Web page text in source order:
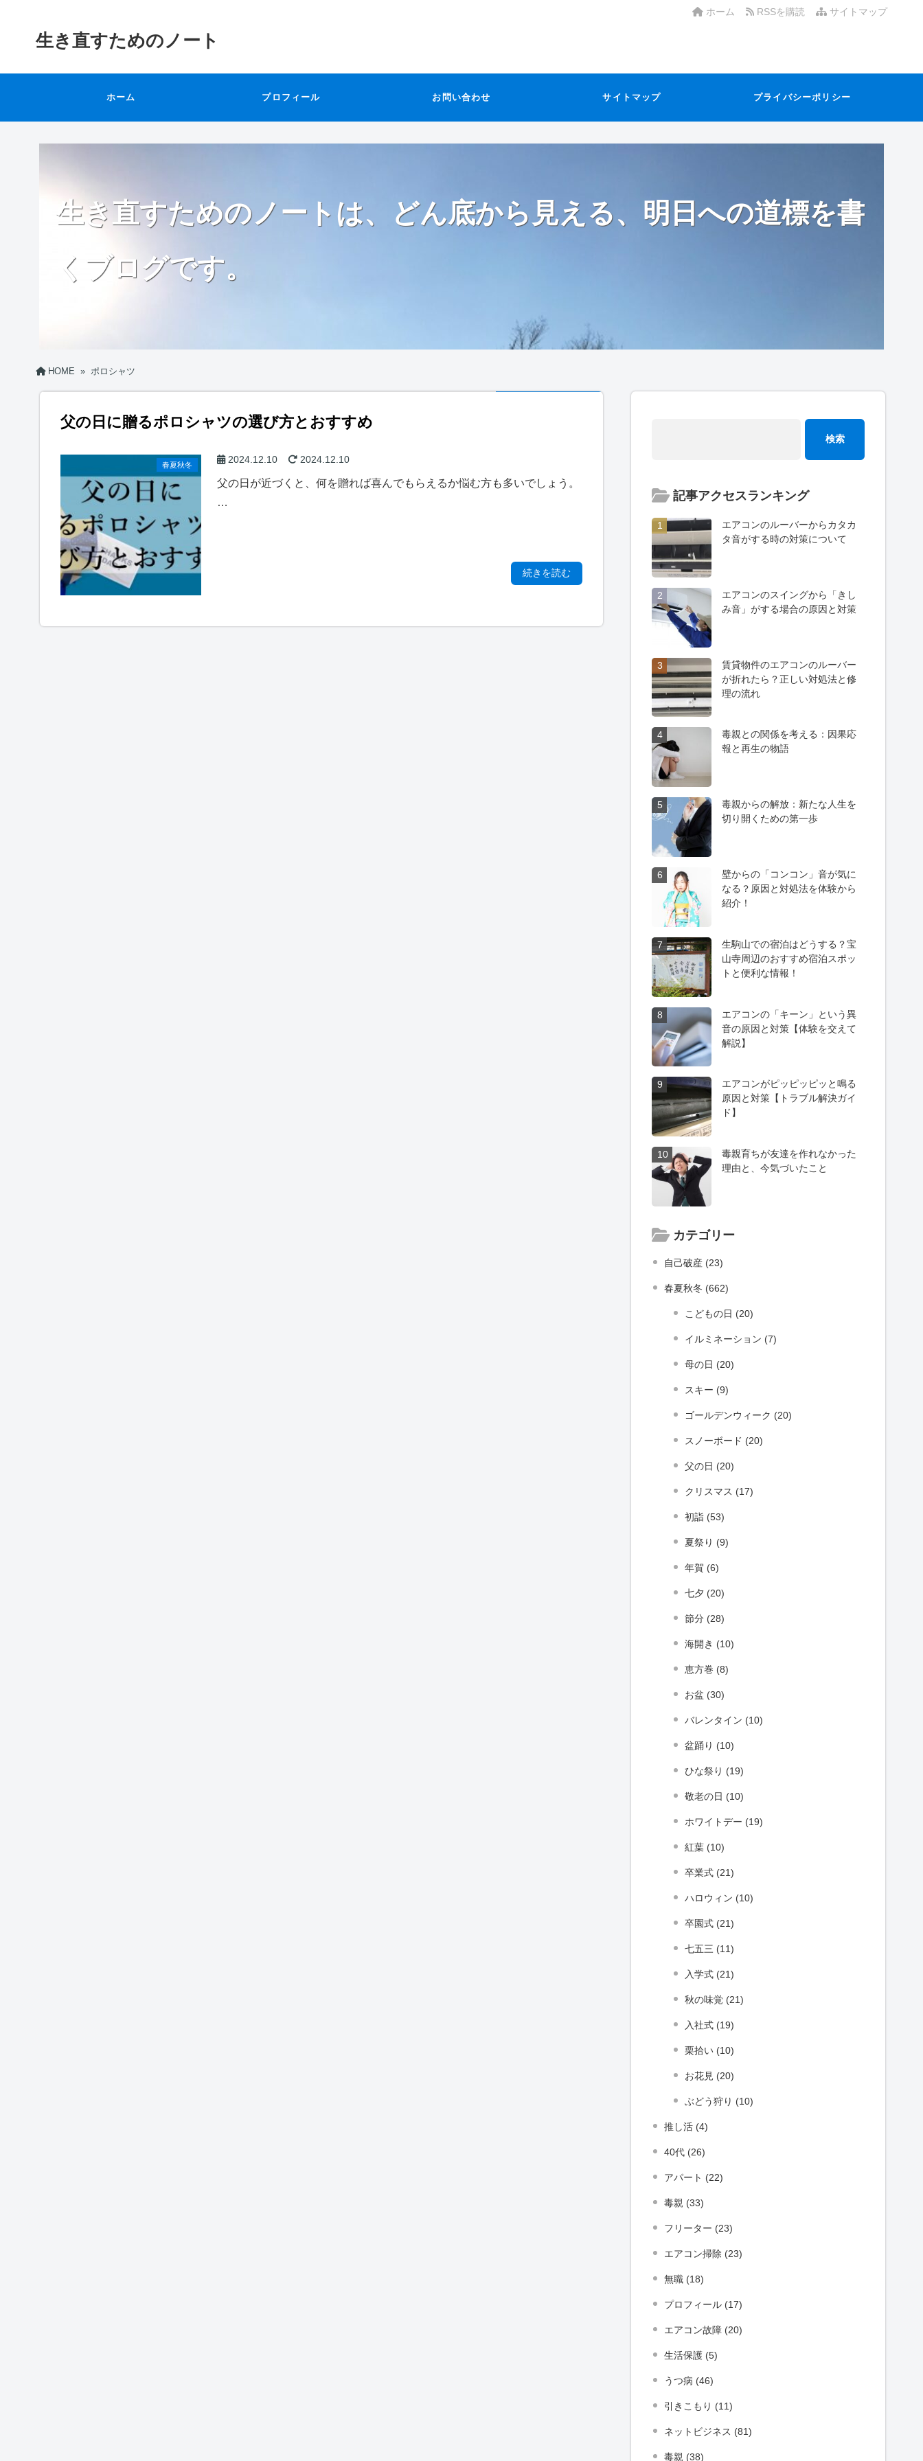
サイトマップ
RSSを購読
ホーム
生き直すためのノート
ホーム プロフィール お問い合わせ サイトマップ プライバシーポリシー
生き直すためのノートは、どん底から見える、明日への道標を書
くブログです。
HOME » ポロシャツ
父の日に贈るポロシャツの選び方とおすすめ
春夏秋冬 2024.12.10 2024.12.10
父の日が近づくと、何を贈れば喜んでもらえるか悩む方も多いでしょう。
…
続きを読む
記事アクセスランキング
1
エアコンのルーバーからカタカ
タ音がする時の対策について
2
エアコンのスイングから「きし
み音」がする場合の原因と対策
3
賃貸物件のエアコンのルーバー
が折れたら？正しい対処法と修
理の流れ
4
毒親との関係を考える：因果応
報と再生の物語
5
毒親からの解放：新たな人生を
切り開くための第一歩
6
壁からの「コンコン」音が気に
なる？原因と対処法を体験から
紹介！
7
生駒山での宿泊はどうする？宝
山寺周辺のおすすめ宿泊スポッ
トと便利な情報！
8
エアコンの「キーン」という異
音の原因と対策【体験を交えて
解説】
9
エアコンがピッピッピッと鳴る
原因と対策【トラブル解決ガイ
ド】
10
毒親育ちが友達を作れなかった
理由と、今気づいたこと
カテゴリー
自己破産 (23)
春夏秋冬 (662)
こどもの日 (20)
イルミネーション (7)
母の日 (20)
スキー (9)
ゴールデンウィーク (20)
スノーボード (20)
父の日 (20)
クリスマス (17)
初詣 (53)
夏祭り (9)
年賀 (6)
七夕 (20)
節分 (28)
海開き (10)
恵方巻 (8)
お盆 (30)
バレンタイン (10)
盆踊り (10)
ひな祭り (19)
敬老の日 (10)
ホワイトデー (19)
紅葉 (10)
卒業式 (21)
ハロウィン (10)
卒園式 (21)
七五三 (11)
入学式 (21)
秋の味覚 (21)
入社式 (19)
栗拾い (10)
お花見 (20)
ぶどう狩り (10)
推し活 (4)
40代 (26)
アパート (22)
毒親 (33)
フリーター (23)
エアコン掃除 (23)
無職 (18)
プロフィール (17)
エアコン故障 (20)
生活保護 (5)
うつ病 (46)
引きこもり (11)
ネットビジネス (81)
毒親 (38)